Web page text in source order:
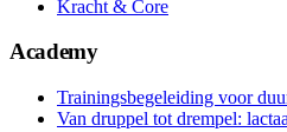
Kracht & Core
Academy
Trainingsbegeleiding voor
Van druppel tot drempel: